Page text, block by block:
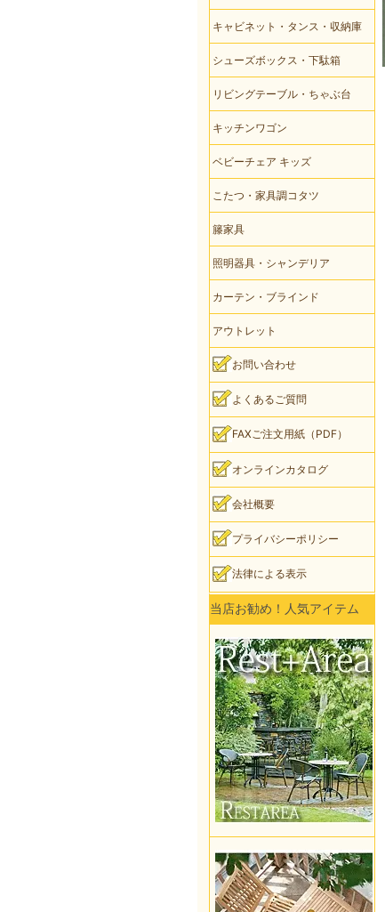
キャビネット・タンス・収納庫
シューズボックス・下駄箱
リビングテーブル・ちゃぶ台
キッチンワゴン
ベビーチェア キッズ
こたつ・家具調コタツ
籐家具
照明器具・シャンデリア
カーテン・ブラインド
アウトレット
お問い合わせ
よくあるご質問
FAXご注文用紙（PDF）
オンラインカタログ
会社概要
プライバシーポリシー
法律による表示
当店お勧め！人気アイテム